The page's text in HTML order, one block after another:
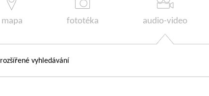
mapa fototéka audio-video
rozšířené vyhledávání